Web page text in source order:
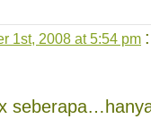
1st, 2008 at 5:54 pm :